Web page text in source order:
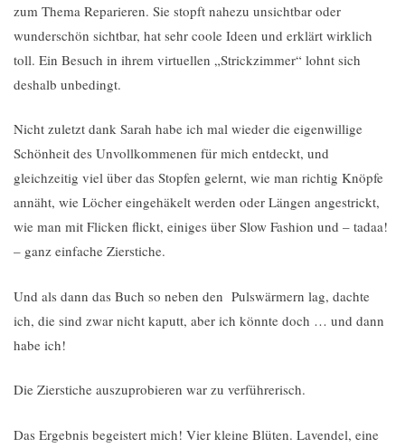
zum Thema Reparieren. Sie stopft nahezu unsichtbar oder
wunderschön sichtbar, hat sehr coole Ideen und erklärt wirklich
toll. Ein Besuch in ihrem virtuellen „Strickzimmer“ lohnt sich
deshalb unbedingt.
Nicht zuletzt dank Sarah habe ich mal wieder die eigenwillige
Schönheit des Unvollkommenen für mich entdeckt, und
gleichzeitig viel über das Stopfen gelernt, wie man richtig Knöpfe
annäht, wie Löcher eingehäkelt werden oder Längen angestrickt,
wie man mit Flicken flickt, einiges über Slow Fashion und – tadaa!
– ganz einfache Zierstiche.
Und als dann das Buch so neben den Pulswärmern lag, dachte
ich, die sind zwar nicht kaputt, aber ich könnte doch … und dann
habe ich!
Die Zierstiche auszuprobieren war zu verführerisch.
Das Ergebnis begeistert mich! Vier kleine Blüten. Lavendel, eine